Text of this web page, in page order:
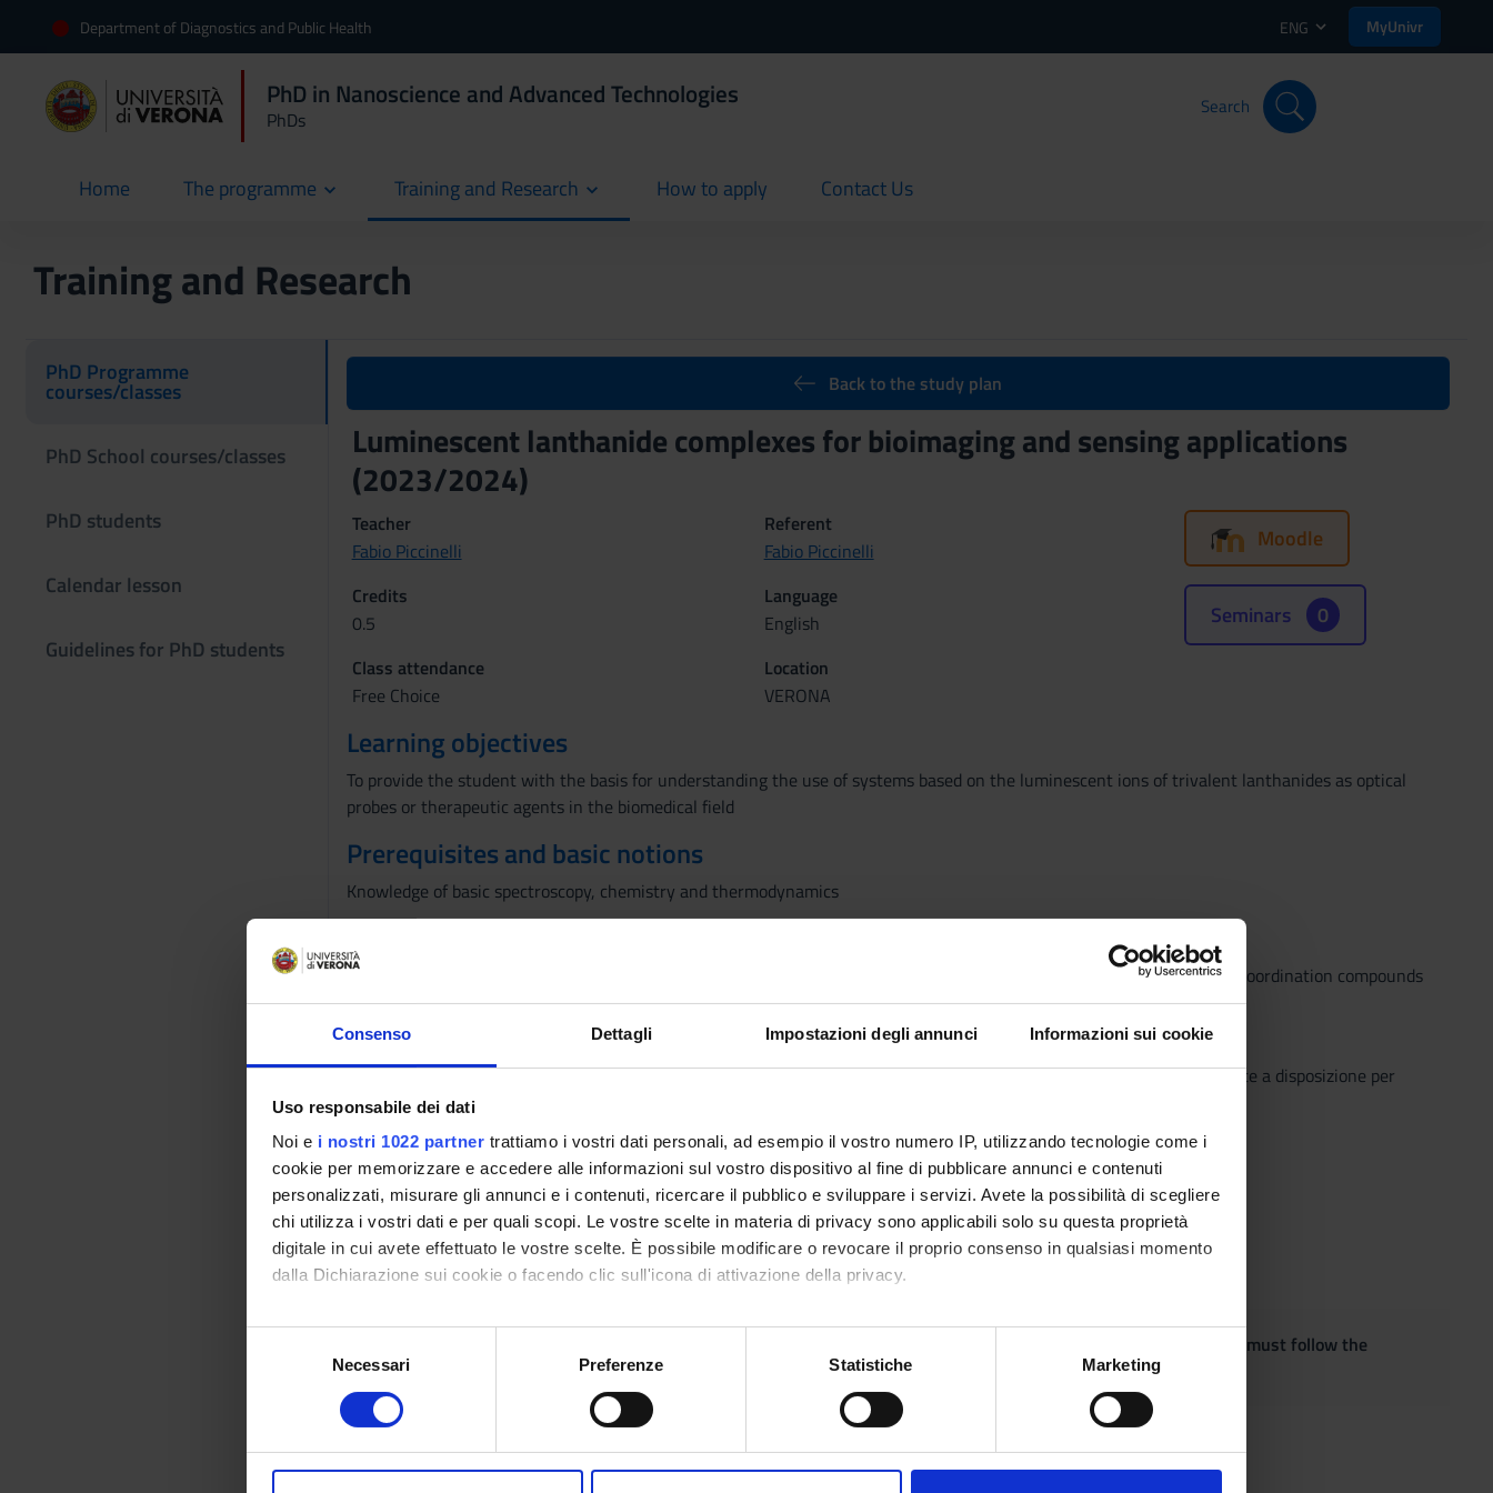
Consenso Dettagli Impostazioni degli annunci Informazioni sui cookie
Uso responsabile dei dati
Noi e i nostri 1022 partner trattiamo i vostri dati personali, ad esempio il vostro numero IP, utilizzando tecnologie come i
cookie per memorizzare e accedere alle informazioni sul vostro dispositivo al fine di pubblicare annunci e contenuti
personalizzati, misurare gli annunci e i contenuti, ricercare il pubblico e sviluppare i servizi. Avete la possibilità di scegliere
chi utilizza i vostri dati e per quali scopi. Le vostre scelte in materia di privacy sono applicabili solo su questa proprietà
digitale in cui avete effettuato le vostre scelte. È possibile modificare o revocare il proprio consenso in qualsiasi momento
dalla Dichiarazione sui cookie o facendo clic sull'icona di attivazione della privacy.
Con il tuo consenso, vorremmo anche:
raccogliere informazioni sulla tua posizione geografica, con un'approssimazione di qualche metro,
digitali).
modificare o ritirare il tuo consenso in qualsiasi momento dalla Dichiarazione sui cookie.
Necessari Preferenze Statistiche Marketing
Department of Diagnostics and Public Health ENG MyUnivr
PhD in Nanoscience and Advanced Technologies
PhDs
Search
Home
current The programme Training and Research How to apply
current Contact Us
current
Training and Research
PhD Programme
courses/classes
PhD School courses/classes
PhD students
Calendar lesson
Guidelines for PhD students
Back to the study plan
Luminescent lanthanide complexes for bioimaging and sensing applications
(2023/2024)
Teacher
Fabio Piccinelli
Referent
Fabio Piccinelli
Credits
0.5
Language
English
Class attendance
Free Choice
Location
VERONA
Moodle
Seminars 0
Learning objectives
To provide the student with the basis for understanding the use of systems based on the luminescent ions of trivalent lanthanides as optical
probes or therapeutic agents in the biomedical field
Prerequisites and basic notions
Knowledge of basic spectroscopy, chemistry and thermodynamics
basics of trivalent lanthanide ion spectroscopy. current examples of biomedical applications of trivalent lanthanide ion coordination compounds
Bibliography
Visualizza la bibliografia con Leganto, strumento che il Sistema Bibliotecario mette a disposizione per
Didactic methods
Frontal lectures, in the form of a seminar or recorded lectures
Learning assessment procedures
No exam is planned
Students with disabilities or specific learning disorders (SLD), who intend to request the adaptation of the exam, must follow the
instructions given
Assessment